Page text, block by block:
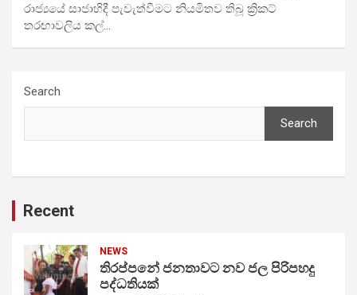
රාජ්‍යයේ සාජාහිදී පැවැත්වීමට නියමිතව තිබූ ක්‍රිකට්
තරඟාවලිය කල්…
Search
Search
Recent
NEWS
තිරප්පනේ ජනතාවට නව ජල පිරිපහදු
පද්ධතියක්